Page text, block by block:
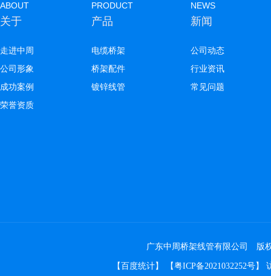
ABOUT
关于
走进中周
公司形象
成功案例
荣誉资质
PRODUCT
产品
电缆桥架
桥架配件
镀锌线管
NEWS
新闻
公司动态
行业资讯
常见问题
广东中周桥架线管有限公司 版
【百度统计】 【粤ICP备2021032252号】